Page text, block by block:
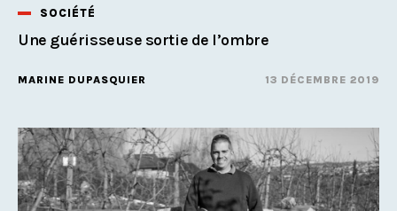
SOCIÉTÉ
Une guérisseuse sortie de l’ombre
MARINE DUPASQUIER 13 DÉCEMBRE 2019